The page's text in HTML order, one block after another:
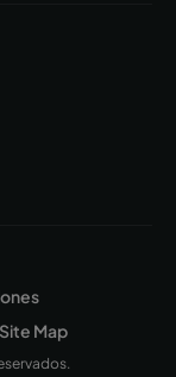
Site Map